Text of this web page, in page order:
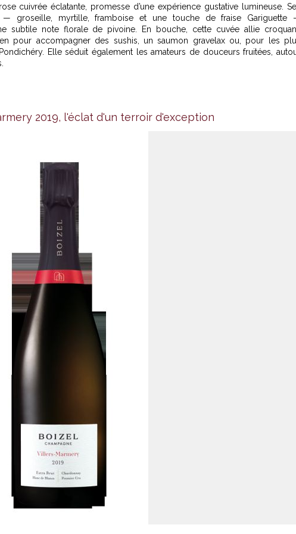
cuivrée éclatante, promesse d’une expérience gustative lumineuse.
groseille, myrtille, framboise et une touche de fraise Gariguette
subtile note florale de pivoine. En bouche, cette cuvée allie
pour accompagner des sushis, un saumon gravelax ou, pour les
Elle séduit également les amateurs de douceurs fruitées,
2019, l'éclat d'un terroir d'exception